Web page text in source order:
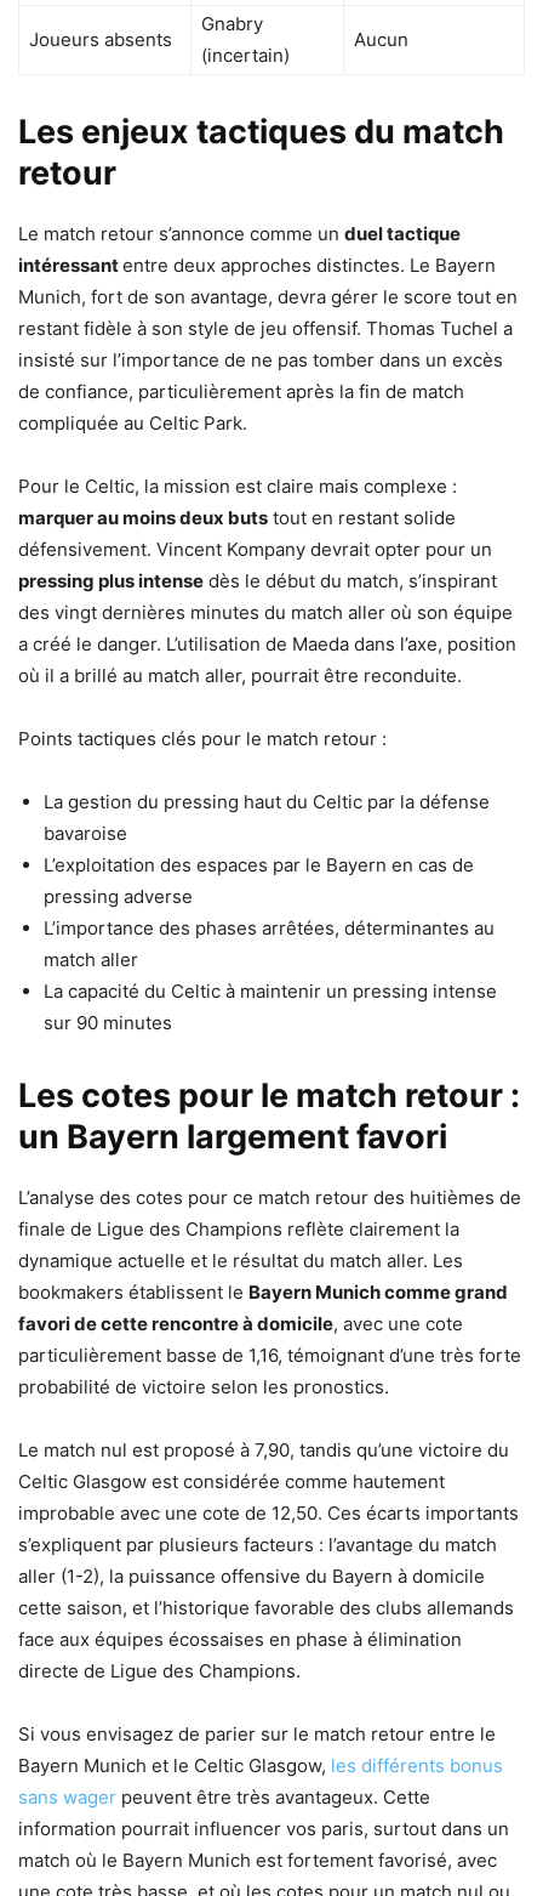
Joueurs absents
Gnabry
(incertain)
Aucun
Les enjeux tactiques du match
retour
Le match retour s’annonce comme un duel tactique
intéressantentre deux approches distinctes. Le Bayern
Munich, fort de son avantage, devra gérer le score tout en
restant fidèle à son style de jeu offensif. Thomas Tuchel a
insisté sur l’importance de ne pas tomber dans un excès
de confiance, particulièrement après la fin de match
compliquée au Celtic Park.
Pour le Celtic, la mission est claire mais complexe :
marquer au moins deux buts tout en restant solide
défensivement. Vincent Kompany devrait opter pour un
pressing plus intense dès le début du match, s’inspirant
des vingt dernières minutes du match aller où son équipe
a créé le danger. L’utilisation de Maeda dans l’axe, position
où il a brillé au match aller, pourrait être reconduite.
Points tactiques clés pour le match retour :
La gestion du pressing haut du Celtic par la défense
bavaroise
L’exploitation des espaces par le Bayern en cas de
pressing adverse
L’importance des phases arrêtées, déterminantes au
match aller
La capacité du Celtic à maintenir un pressing intense
sur 90 minutes
Les cotes pour le match retour :
un Bayern largement favori
L’analyse des cotes pour ce match retour des huitièmes de
finale de Ligue des Champions reflète clairement la
dynamique actuelle et le résultat du match aller. Les
bookmakers établissent le Bayern Munich comme grand
favori de cette rencontre à domicile, avec une cote
particulièrement basse de 1,16, témoignant d’une très forte
probabilité de victoire selon les pronostics.
Le match nul est proposé à 7,90, tandis qu’une victoire du
Celtic Glasgow est considérée comme hautement
improbable avec une cote de 12,50. Ces écarts importants
s’expliquent par plusieurs facteurs : l’avantage du match
aller (1-2), la puissance offensive du Bayern à domicile
cette saison, et l’historique favorable des clubs allemands
face aux équipes écossaises en phase à élimination
directe de Ligue des Champions.
Si vous envisagez de parier sur le match retour entre le
Bayern Munich et le Celtic Glasgow, les différents bonus
sans wager peuvent être très avantageux. Cette
information pourrait influencer vos paris, surtout dans un
match où le Bayern Munich est fortement favorisé, avec